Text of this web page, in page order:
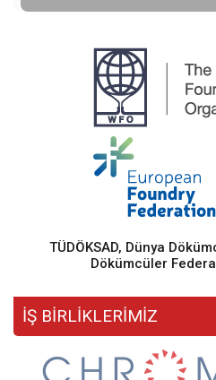
TÜDÖKSAD, Dünya
Dökümcüler
İŞ BİRLİKLERİMİZ